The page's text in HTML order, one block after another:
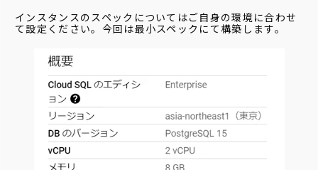
インスタンスのスペックについてはご自身の環境に合わせ
て設定ください。今回は最小スペックにて構築します。